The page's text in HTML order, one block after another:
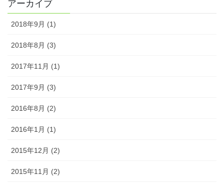
アーカイブ
2018年9月 (1)
2018年8月 (3)
2017年11月 (1)
2017年9月 (3)
2016年8月 (2)
2016年1月 (1)
2015年12月 (2)
2015年11月 (2)